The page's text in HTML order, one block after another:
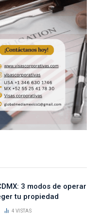
3 modos de operar
tu propiedad
4VISTAS